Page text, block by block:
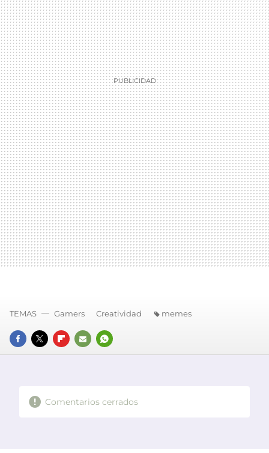
FACEBOOK
TWITTERFLIPBOARD
E-
WHATSAPP
TEMAS Gamers Creatividad memes
Comentarios cerrados